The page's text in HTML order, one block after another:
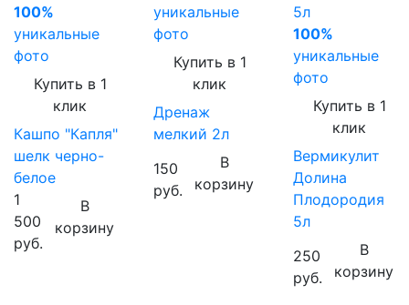
100%
уникальные
фото
Купить в 1
клик
Кашпо "Капля"
шелк черно-
белое
1
500
руб.
В
корзину
уникальные
фото
Купить в 1
клик
Дренаж
мелкий 2л
150
руб.
В
корзину
100%
уникальные
фото
Купить в 1
клик
Вермикулит
Долина
Плодородия
5л
250
руб.
В
корзину